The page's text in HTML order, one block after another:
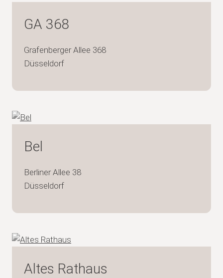
GA 368
Grafenberger Allee 368
Düsseldorf
Bel
Berliner Allee 38
Düsseldorf
Altes Rathaus